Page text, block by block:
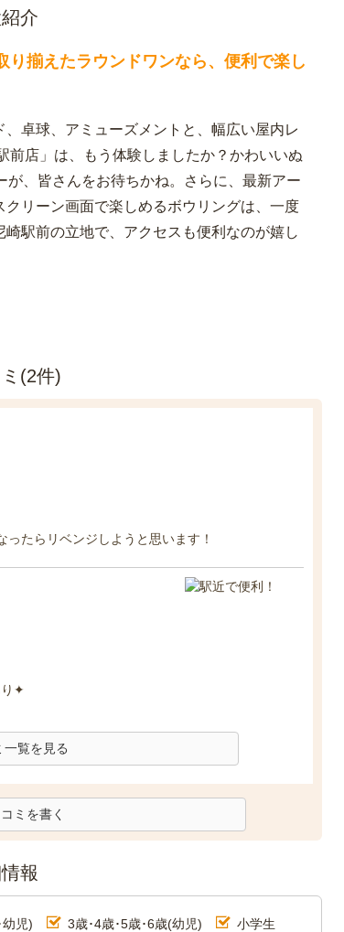
介
揃えたラウンドワンなら、便利で楽し
卓球、アミューズメントと、幅広い屋内レ
前店」は、もう体験しましたか？かわいいぬ
、皆さんをお待ちかね。さらに、最新アー
リーン画面で楽しめるボウリングは、一度
駅前の立地で、アクセスも便利なのが嬉し
(2件)
たらリベンジしようと思います！
り✦
一覧を見る
ミを書く
報
児) 3歳･4歳･5歳･6歳(幼児)
小学生